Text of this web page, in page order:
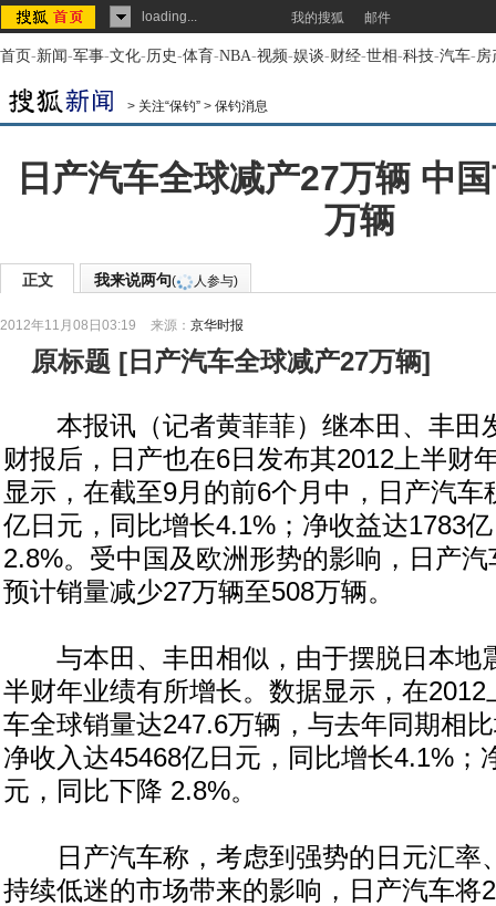
loading... 我的搜狐 邮件
首页-新闻-军事-文化-历史-体育-NBA-视频-娱谈-财经-世相-科技-汽车-房
> 关注“保钓” > 保钓消息
日产汽车全球减产27万辆 中
万辆
正文 我来说两句( 人参与)
2012年11月08日03:19 来源： 京华时报
原标题 [ 日产汽车全球减产27万辆]
本报讯（记者黄菲菲）继本田、丰田
财报后，日产也在6日发布其2012上半财
显示，在截至9月的前6个月中，日产汽车
亿日元，同比增长4.1%；净收益达1783
2.8%。受中国及欧洲形势的影响，日产
预计销量减少27万辆至508万辆。
与本田、丰田相似，由于摆脱日本地
半财年业绩有所增长。数据显示，在
车全球销量达247.6万辆，与去年同期相
净收入达45468亿日元，同比增长4.1%；
元，同比下降 2.8%。
日产汽车称，考虑到强势的日元汇率
持续低迷的市场带来的影响，日产汽车将